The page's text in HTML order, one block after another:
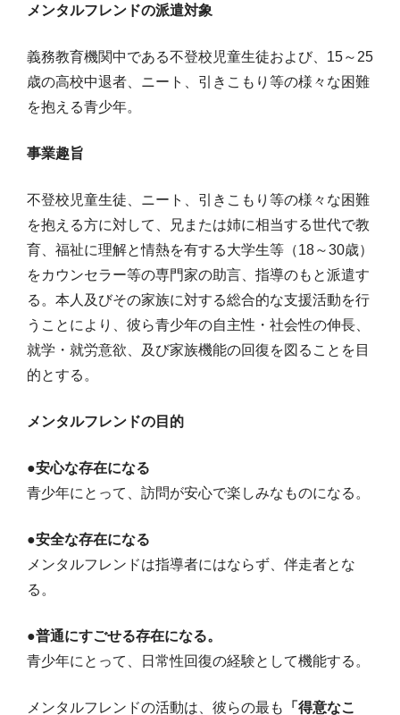
メンタルフレンドの派遣対象
義務教育機関中である不登校児童生徒および、15～25
歳の高校中退者、ニート、引きこもり等の様々な困難
を抱える青少年。
事業趣旨
不登校児童生徒、ニート、引きこもり等の様々な困難
を抱える方に対して、兄または姉に相当する世代で教
育、福祉に理解と情熱を有する大学生等（18～30歳）
をカウンセラー等の専門家の助言、指導のもと派遣す
る。本人及びその家族に対する総合的な支援活動を行
うことにより、彼ら青少年の自主性・社会性の伸長、
就学・就労意欲、及び家族機能の回復を図ることを目
的とする。
メンタルフレンドの目的
●安心な存在になる
青少年にとって、訪問が安心で楽しみなものになる。
●安全な存在になる
メンタルフレンドは指導者にはならず、伴走者とな
る。
●普通にすごせる存在になる。
青少年にとって、日常性回復の経験として機能する。
メンタルフレンドの活動は、彼らの最も
「得意なこ